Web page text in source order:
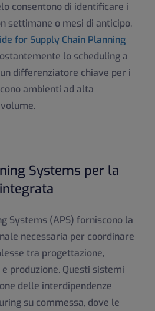
consentono di identificare i
settimane o mesi di anticipo.
for Supply Chain Planning
lo scheduling a
differenziatore chiave per i
ambienti ad alta
Systems per la
Systems (APS) forniscono la
necessaria per coordinare
tra progettazione,
produzione. Questi sistemi
delle interdipendenze
su commessa, dove le